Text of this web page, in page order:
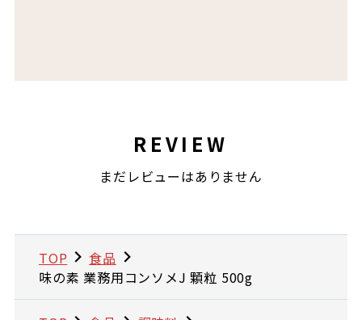
REVIEW
まだレビューはありません
TOP
食品
味の素 業務用コンソメJ 顆粒 500g